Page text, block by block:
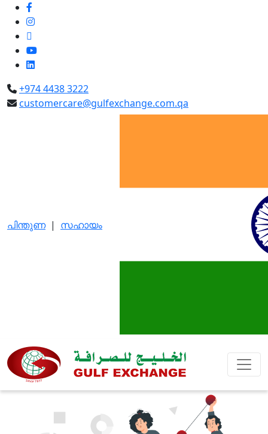
+974 4438 3222
customercare@gulfexchange.com.qa
പിന്തുണ | സഹായം